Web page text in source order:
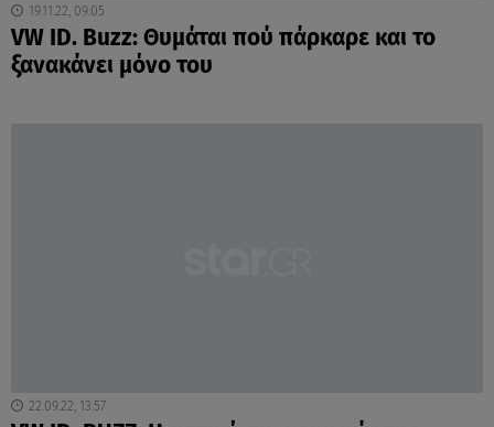
19.11.22, 09:05
VW ID. Buzz: Θυμάται πού πάρκαρε και το
ξανακάνει μόνο του
22.09.22, 13:57